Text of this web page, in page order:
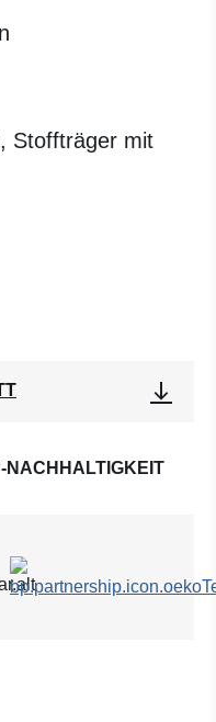
Stoffträger mit
NACHHALTIGKEIT